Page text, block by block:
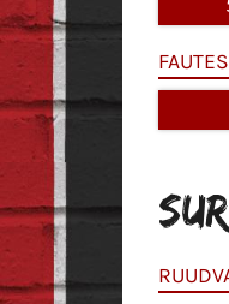
FAUTES